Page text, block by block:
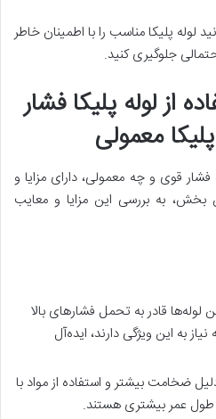
لوله پلیکا مناسب را با اطمینان خاطر
جلوگیری کنید.
از لوله پلیکا فشار
معمولی
فشار قوی و چه معمولی، دارای مزایا و
به بررسی این مزایا و معایب
لوله‌ها قادر به تحمل فشارهای بالا
به این ویژگی دارند، ایده‌آل
ضخامت بیشتر و استفاده از مواد با
طول عمر بیشتری هستند.